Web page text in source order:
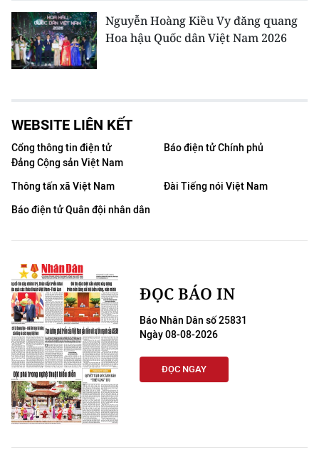
Nguyễn Hoàng Kiều Vy đăng quang
Hoa hậu Quốc dân Việt Nam 2026
WEBSITE LIÊN KẾT
Cổng thông tin điện tử
Đảng Cộng sản Việt Nam
Báo điện tử Chính phủ
Thông tấn xã Việt Nam
Đài Tiếng nói Việt Nam
Báo điện tử Quân đội nhân dân
ĐỌC BÁO IN
Báo Nhân Dân số 25831
Ngày 08-08-2026
ĐỌC NGAY